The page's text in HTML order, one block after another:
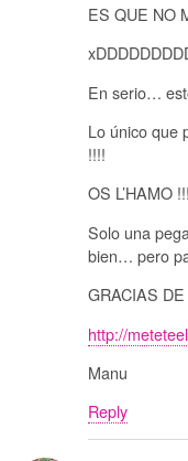
ES QUE NO
En serio…
Lo único que
!!!!
OS L’HAMO
Solo una
bien… pero
GRACIAS
http://
Manu
Reply